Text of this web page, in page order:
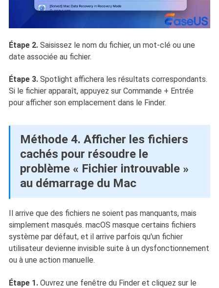
Étape 2.Saisissez le nom du fichier, un mot-clé ou une
date associée au fichier.
Étape 3.Spotlight affichera les résultats correspondants.
Si le fichier apparaît, appuyez sur Commande + Entrée
pour afficher son emplacement dans le Finder.
Méthode 4. Afficher les fichiers
cachés pour résoudre le
problème « Fichier introuvable »
au démarrage du Mac
Il arrive que des fichiers ne soient pas manquants, mais
simplement masqués. macOS masque certains fichiers
système par défaut, et il arrive parfois qu'un fichier
utilisateur devienne invisible suite à un dysfonctionnement
ou à une action manuelle.
Étape 1.Ouvrez une fenêtre du Finder et cliquez sur le